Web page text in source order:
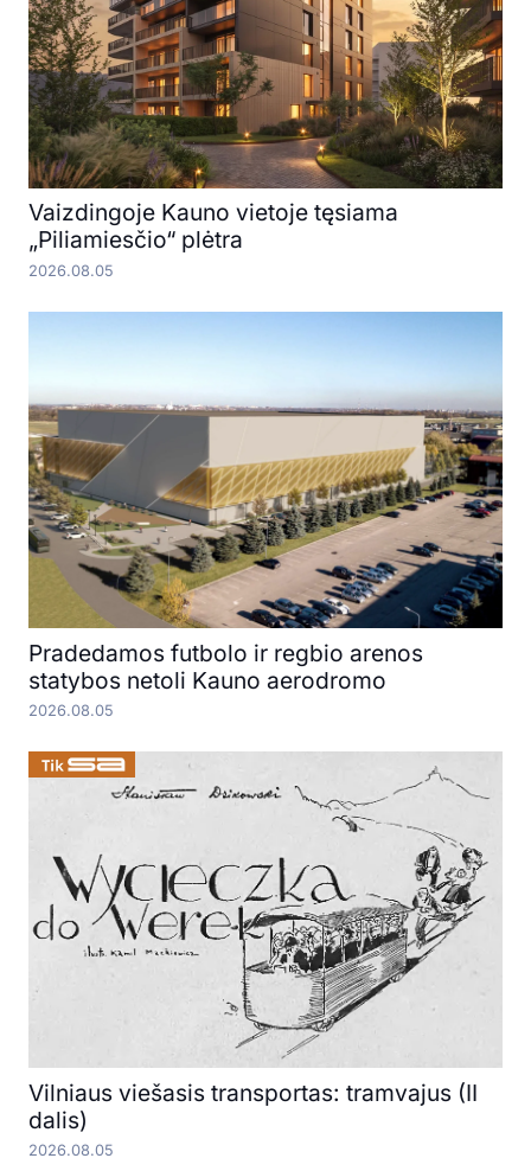
Vaizdingoje Kauno vietoje tęsiama
„Piliamiesčio“ plėtra
2026.08.05
Pradedamos futbolo ir regbio arenos
statybos netoli Kauno aerodromo
2026.08.05
Vilniaus viešasis transportas: tramvajus (II
dalis)
2026.08.05